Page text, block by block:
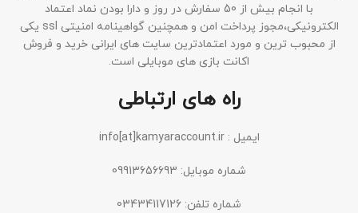
با انجام بیش از 50 سفارش در روز و دارا بودن نماد اعتماد
الکترونیکی،مجوز پرداخت امن و همچنین گواهینامه امنیتی ssl یکی
از محبوب ترین و مورد اعتمادترین سایت های ایرانی خرید و فروش
اکانت بازی های موبایلی است.
راه های ارتباطی
ایمیل : info[at]kamyaraccount.ir
شماره موبایل: 09913656693
شماره تلفن: 03434117126